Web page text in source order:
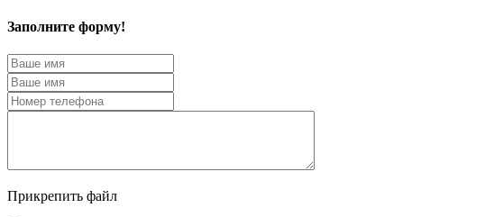
Заполните форму!
Прикрепить файл